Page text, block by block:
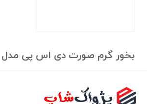
بخور گرم صورت دی اس پی مدل 79233